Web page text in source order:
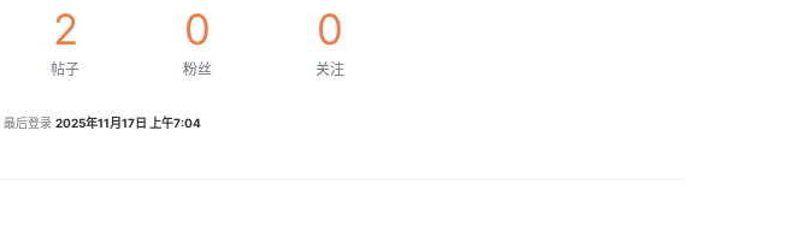
2
帖子
0
粉丝
0
关注
最后登录 2025年11月17日 上午7:04